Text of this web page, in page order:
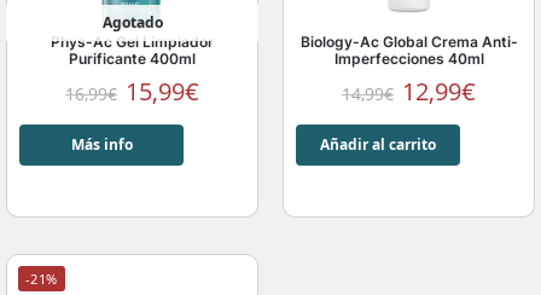
Agotado
Phys-Ac Gel Limpiador
Purificante 400ml
16,99€ 15,99€
Más info
Biology-Ac Global Crema Anti-
Imperfecciones 40ml
14,99€ 12,99€
Añadir al carrito
-21%